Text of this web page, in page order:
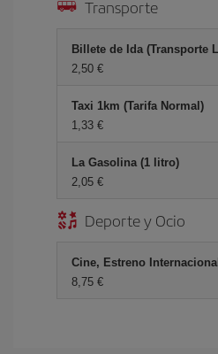
Transporte
Billete de Ida (Transporte
2,50 €
Taxi 1km (Tarifa Normal)
1,33 €
La Gasolina (1 litro)
2,05 €
Deporte y Ocio
Cine, Estreno
8,75 €